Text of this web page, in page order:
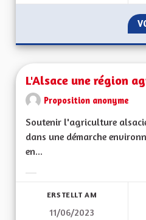
L'Alsace une région
Proposition anonyme
Soutenir l'agriculture
dans une démarche
en...
ERSTELLT AM
11/06/2023